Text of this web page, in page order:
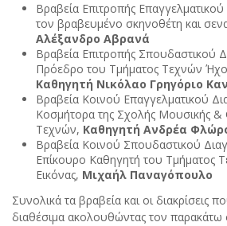
Βραβεία Επιτροπής
τον βραβευμένο σκηνοθέτη και
Αλέξανδρο Αβρανά
Βραβεία Επιτροπής Σπουδαστικού
Πρόεδρο του Τμήματος Τεχνών
Καθηγητή Νικόλαο Γρηγόριο
Βραβεία Κοινού Επαγγελματικού
Κοσμήτορα της Σχολής Μουσικής &
Τεχνών, Καθηγητή Ανδρέα
Βραβεία Κοινού Σπουδαστικού
Επίκουρο Καθηγητή του Τμήματος
Εικόνας, Μιχαήλ Παναγόπουλο
Συνολικά τα βραβεία και οι διακρίσεις
διαθέσιμα ακολουθώντας τον